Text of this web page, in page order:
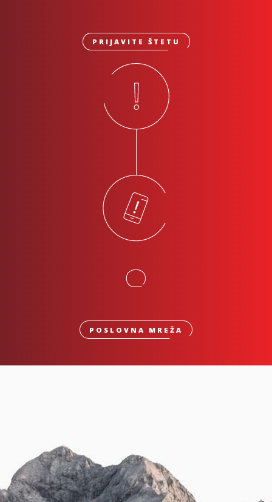
PRIJAVITE ŠTETU
POSLOVNA MREŽA